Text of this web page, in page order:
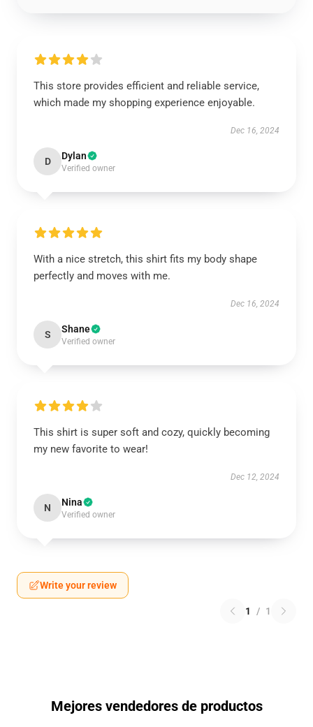
This store provides efficient and reliable service,
which made my shopping experience enjoyable.
Dec 16, 2024
D Dylan
Verified owner
With a nice stretch, this shirt fits my body shape
perfectly and moves with me.
Dec 16, 2024
S Shane
Verified owner
This shirt is super soft and cozy, quickly becoming
my new favorite to wear!
Dec 12, 2024
N Nina
Verified owner
Write your review
1 / 1
Mejores vendedores de productos